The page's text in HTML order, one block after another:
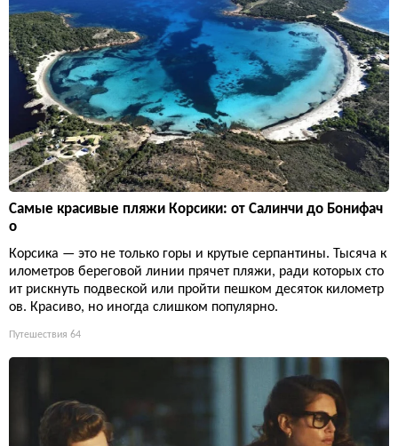
Самые красивые пляжи Корсики: от Салинчи до Бонифач
о
Корсика — это не только горы и крутые серпантины. Тысяча к
илометров береговой линии прячет пляжи, ради которых сто
ит рискнуть подвеской или пройти пешком десяток километр
ов. Красиво, но иногда слишком популярно.
Путешествия 64